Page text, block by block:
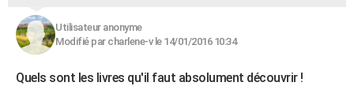
Utilisateur anonyme
Modifié par charlene-v le 14/01/2016 10:34
Quels sont les livres qu'il faut absolument découvrir !